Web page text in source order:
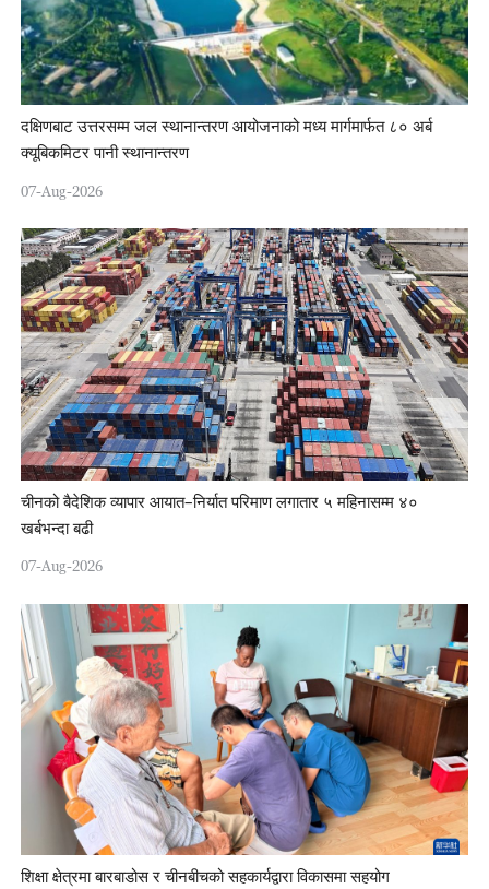
दक्षिणबाट उत्तरसम्म जल स्थानान्तरण आयोजनाको मध्य मार्गमार्फत ८० अर्ब
क्यूबिकमिटर पानी स्थानान्तरण
07-Aug-2026
चीनको बैदेशिक व्यापार आयात–निर्यात परिमाण लगातार ५ महिनासम्म ४०
खर्बभन्दा बढी
07-Aug-2026
शिक्षा क्षेत्रमा बारबाडोस र चीनबीचको सहकार्यद्वारा विकासमा सहयोग